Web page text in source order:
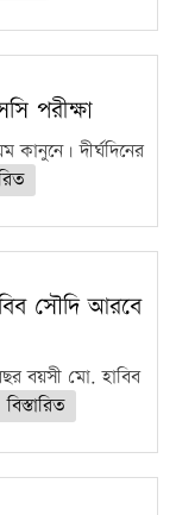
পরীক্ষা
দীর্ঘদিনের
সৌদি আরবে
বয়সী মো. হাবিব
বিস্তারিত